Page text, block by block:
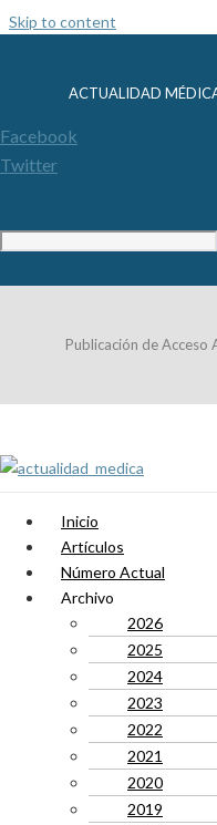
Skip to content
ACTUALIDAD
Facebook
Twitter
Publicación de Acceso
Inicio
Artículos
Número Actual
Archivo
2026
2025
2024
2023
2022
2021
2020
2019